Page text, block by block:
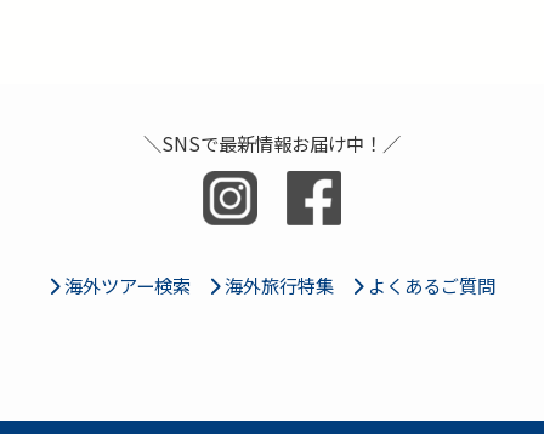
＼SNSで最新情報お届け中！／
海外ツアー検索 海外旅行特集 よくあるご質問